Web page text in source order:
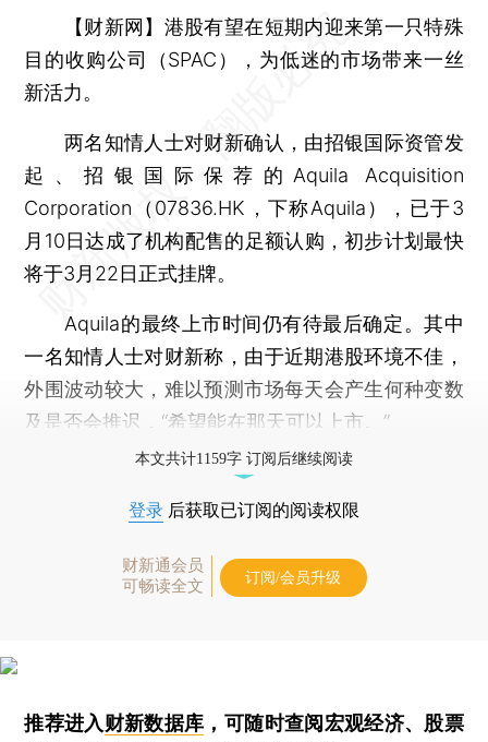
【财新网】 港股有望在短期内迎来第一只特殊
目的收购公司（SPAC），为低迷的市场带来一丝
新活力。
两名知情人士对财新确认，由招银国际资管发
起、招银国际保荐的Aquila Acquisition
Corporation（07836.HK，下称Aquila），已于3
月10日达成了机构配售的足额认购，初步计划最快
将于3月22日正式挂牌。
Aquila的最终上市时间仍有待最后确定。其中
一名知情人士对财新称，由于近期港股环境不佳，
外围波动较大，难以预测市场每天会产生何种变数
及是否会推迟，“希望能在那天可以上市。”
本文共计1159字 订阅后继续阅读
登录 后获取已订阅的阅读权限
财新通会员
可畅读全文
订阅/会员升级
推荐进入财新数据库 ，可随时查阅宏观经济、股票